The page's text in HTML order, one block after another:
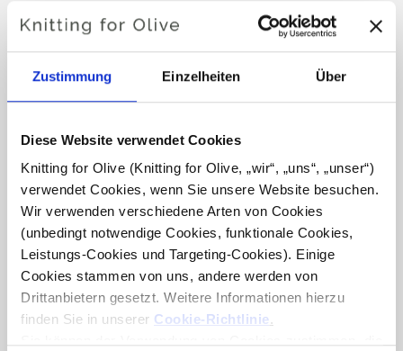
Zustimmung Einzelheiten Über
Diese Website verwendet Cookies
Knitting for Olive (Knitting for Olive, „wir“, „uns“, „unser“)
verwendet Cookies, wenn Sie unsere Website besuchen.
Wir verwenden verschiedene Arten von Cookies
(unbedingt notwendige Cookies, funktionale Cookies,
Leistungs-Cookies und Targeting-Cookies). Einige
Cookies stammen von uns, andere werden von
Drittanbietern gesetzt. Weitere Informationen hierzu
finden Sie in unserer Cookie-Richtlinie.
Farbton:Neutral
Farbsaison:Leichter Sommer
Auch gut geeignet für:
Leichter Frühling
leichte Mischung aus 70% Baumwolle und
zertifizierte Merinowolle. Die Wolle fügt der Baumwolle
Sprungkraft und Elastizität hinzu und macht unser Cotton
Merino zu einem schönen, überwiegend aus Baumwolle
bestehenden Garn, das das ganze Jahr über verwendet
werden kann und sich perfekt für alltägliche
Kleidungsstücke eignet.